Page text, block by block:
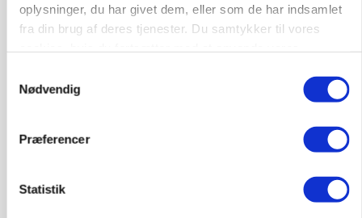
oplysninger, du har givet dem, eller som de har indsamlet
fra din brug af deres tjenester. Du samtykker til vores
Nødvendig
Præferencer
Statistik
KVÆG
Snart kan man søge tilskud til naturprojekter
Før såmaskinen kører: Her er efterårets største